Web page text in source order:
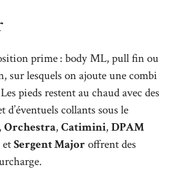
prime : body ML, pull fin ou
sur lesquels on ajoute une combi
pieds restent au chaud avec des
d’éventuels collants sous le
,Orchestra,Catimini,DPAM
etSergent Majoroffrent des